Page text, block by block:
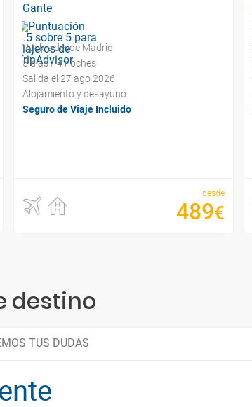
Gante
Vuelos desde Madrid
5 días / 4 noches
Salida el 27 ago 2026
Alojamiento y desayuno
Seguro de Viaje Incluido
desde
489€
destino
TUS DUDAS